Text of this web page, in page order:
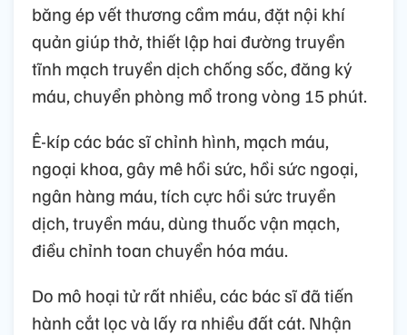
băng ép vết thương cầm máu, đặt nội khí
quản giúp thở, thiết lập hai đường truyền
tĩnh mạch truyền dịch chống sốc, đăng ký
máu, chuyển phòng mổ trong vòng 15 phút.
Ê-kíp các bác sĩ chỉnh hình, mạch máu,
ngoại khoa, gây mê hồi sức, hồi sức ngoại,
ngân hàng máu, tích cực hồi sức truyền
dịch, truyền máu, dùng thuốc vận mạch,
điều chỉnh toan chuyển hóa máu.
Do mô hoại tử rất nhiều, các bác sĩ đã tiến
hành cắt lọc và lấy ra nhiều đất cát. Nhận